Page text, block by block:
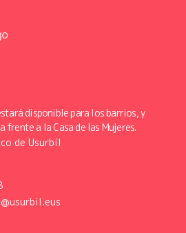
disponible para los barrios, y
frente a la Casa de las Mujeres.
de Usurbil